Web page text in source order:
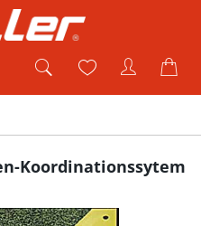
Koordinationssytem